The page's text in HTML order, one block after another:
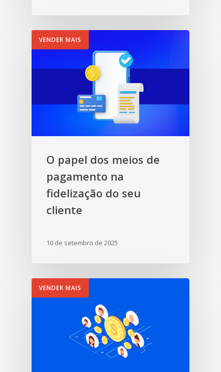
VENDER MAIS
O papel dos meios de
pagamento na
fidelização do seu
cliente
10 de setembro de 2025
VENDER MAIS